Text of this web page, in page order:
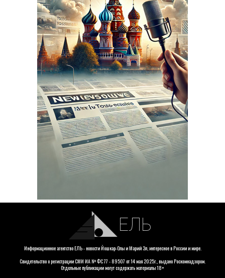
ЕЛЬ
Информационное агентство ЕЛЬ - новости Йошкар-Олы и Марий Эл, интересное в России и мире.
Свидетельство о регистрации СМИ ИА № ФС 77 - 89507 от 14 мая 2025г., выдано Роскомнадзором.
Отдельные публикации могут содержать материалы 18+